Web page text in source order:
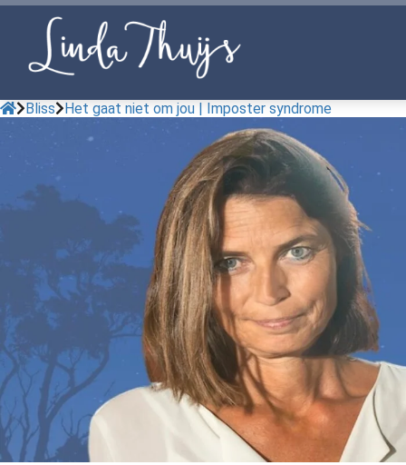
Bliss Het gaat niet om jou | Imposter syndrome